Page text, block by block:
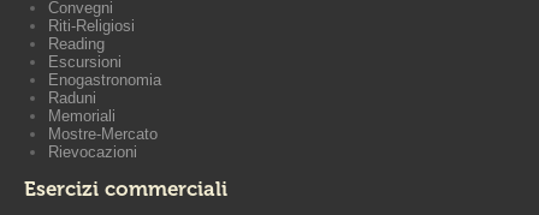
Convegni
Riti-Religiosi
Reading
Escursioni
Enogastronomia
Raduni
Memoriali
Mostre-Mercato
Rievocazioni
Esercizi commerciali